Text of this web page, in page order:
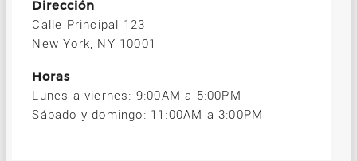
Dirección
Calle Principal 123
New York, NY 10001
Horas
Lunes a viernes: 9:00AM a 5:00PM
Sábado y domingo: 11:00AM a 3:00PM